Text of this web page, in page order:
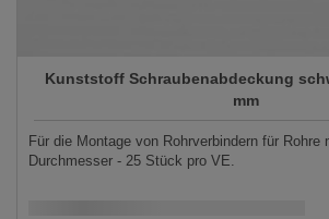
Kunststoff Schraubenabdeckung
mm
Für die Montage von Rohrverbindern für Rohre
Durchmesser - 25 Stück pro VE.